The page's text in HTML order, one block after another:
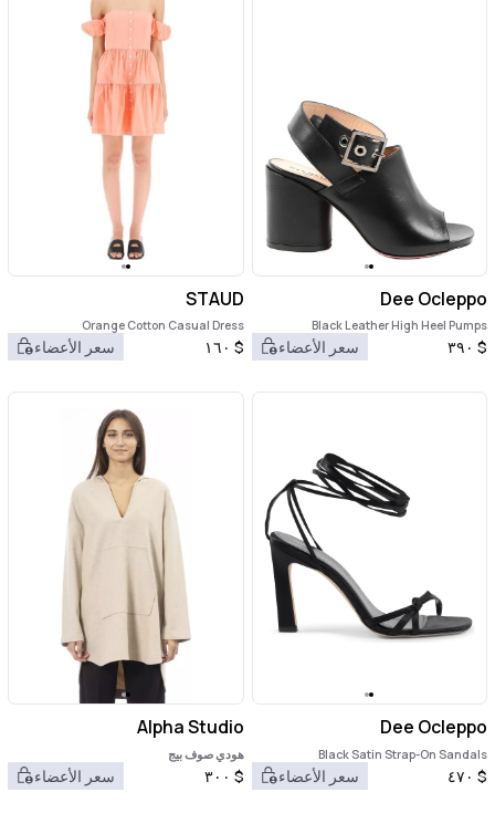
Dee Ocleppo
Black Leather High Heel Pumps
$ ٣٩٠ سعر الأعضاء
STAUD
Orange Cotton Casual Dress
$ ١٦٠ سعر الأعضاء
Dee Ocleppo
Black Satin Strap-On Sandals
$ ٤٧٠ سعر الأعضاء
Alpha Studio
هودي صوف بيج
$ ٣٠٠ سعر الأعضاء